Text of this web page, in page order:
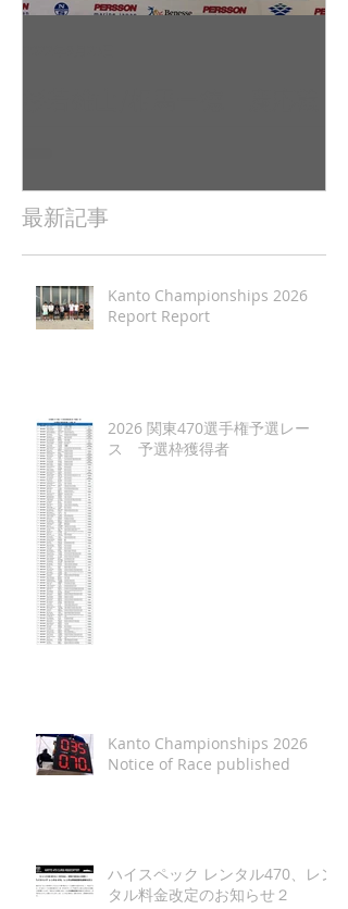
最新記事
Kanto Championships 2026
Report Report
2026 関東470選手権予選レー
ス 予選枠獲得者
Kanto Championships 2026
Notice of Race published
ハイスペック レンタル470、レン
タル料金改定のお知らせ２